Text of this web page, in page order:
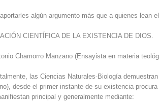
algún argumento más que a quienes lean
CIENTÍFICA DE LA EXISTENCIA DE DIOS.
Chamorro Manzano (Ensayista en materia
las Ciencias Naturales-Biología
desde el primer instante de su existencia
principal y generalmente mediante: